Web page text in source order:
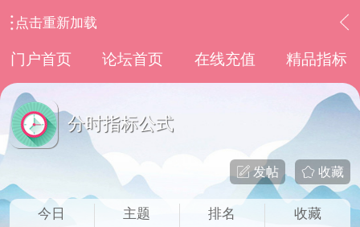
点击重新加载
门户首页 论坛首页 在线充值 精品指标
分时指标公式
收藏
发帖
今日 主题 排名 收藏